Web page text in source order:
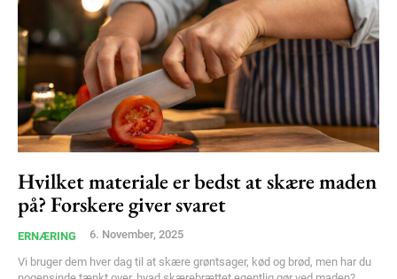
Donec quis est ac felis
Orci varius natoque dolor
Member full access
100DKK / year
Hvilket materiale er bedst at skære maden
på? Forskere giver svaret
ERNÆRING 6. November, 2025
Vi bruger dem hver dag til at skære grøntsager, kød og brød, men har du